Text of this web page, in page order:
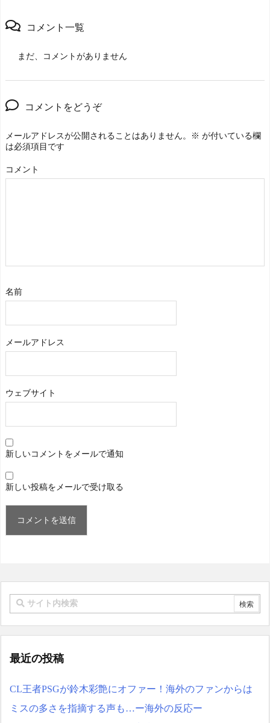
コメント一覧
まだ、コメントがありません
コメントをどうぞ
メールアドレスが公開されることはありません。 ※ が付いている欄
は必須項目です
コメント
名前
メールアドレス
ウェブサイト
新しいコメントをメールで通知
新しい投稿をメールで受け取る
最近の投稿
CL王者PSGが鈴木彩艶にオファー！海外のファンからは
ミスの多さを指摘する声も…ー海外の反応ー